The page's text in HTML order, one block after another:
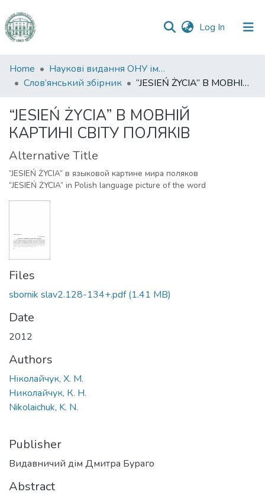
Log In (current)
Communities
&
All of DSpace
Statistics
Home
Наукові видання ОНУ імені І. І. Мечникова
Слов’янський збірник
“JESIEŃ ŻYCIA” В МОВНІЙ КАРТИНІ СВІТУ ПОЛЯКІВ
“JESIEŃ ŻYCIA” В МОВНІЙ
КАРТИНІ СВІТУ ПОЛЯКІВ
Alternative Title
“JESIEŃ ŻYCIA” в языковой картине мира поляков
“JESIEŃ ŻYCIA” in Polish language picture of the word
Files
sbornik slav2.128-134+.pdf(1.41 MB)
Date
2012
Authors
Ніколайчук, Х. М.
Николайчук, К. Н.
Nikolaichuk, K. N.
Publisher
Видавничий дім Дмитра Бураго
Abstract